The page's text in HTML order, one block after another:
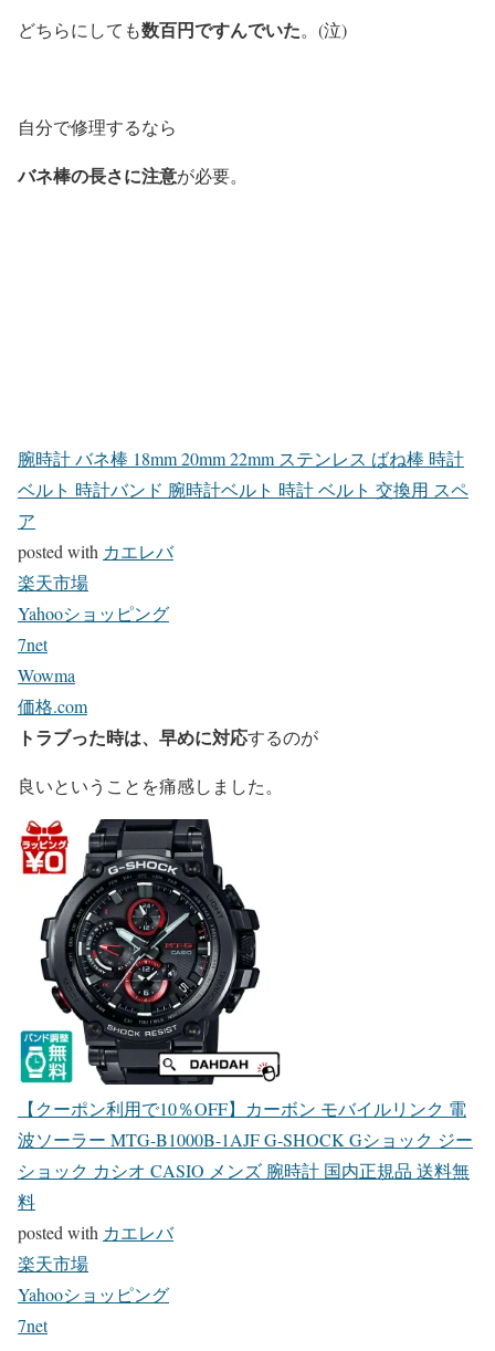
どちらにしても数百円ですんでいた。(泣)
自分で修理するなら
バネ棒の長さに注意が必要。
腕時計 バネ棒 18mm 20mm 22mm ステンレス ばね棒 時計
ベルト 時計バンド 腕時計ベルト 時計 ベルト 交換用 スペ
ア
posted with カエレバ
楽天市場
Yahooショッピング
7net
Wowma
価格.com
トラブった時は、早めに対応するのが
良いということを痛感しました。
【クーポン利用で10％OFF】カーボン モバイルリンク 電
波ソーラー MTG-B1000B-1AJF G-SHOCK Gショック ジー
ショック カシオ CASIO メンズ 腕時計 国内正規品 送料無
料
posted with カエレバ
楽天市場
Yahooショッピング
7net